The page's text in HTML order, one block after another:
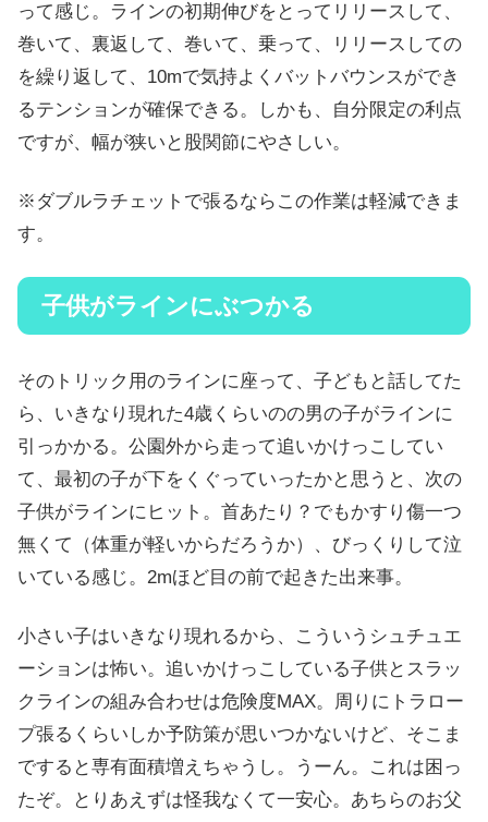
って感じ。ラインの初期伸びをとってリリースして、
巻いて、裏返して、巻いて、乗って、リリースしての
を繰り返して、10mで気持よくバットバウンスができ
るテンションが確保できる。しかも、自分限定の利点
ですが、幅が狭いと股関節にやさしい。
※ダブルラチェットで張るならこの作業は軽減できま
す。
子供がラインにぶつかる
そのトリック用のラインに座って、子どもと話してた
ら、いきなり現れた4歳くらいのの男の子がラインに
引っかかる。公園外から走って追いかけっこしてい
て、最初の子が下をくぐっていったかと思うと、次の
子供がラインにヒット。首あたり？でもかすり傷一つ
無くて（体重が軽いからだろうか）、びっくりして泣
いている感じ。2mほど目の前で起きた出来事。
小さい子はいきなり現れるから、こういうシュチュエ
ーションは怖い。追いかけっこしている子供とスラッ
クラインの組み合わせは危険度MAX。周りにトラロー
プ張るくらいしか予防策が思いつかないけど、そこま
ですると専有面積増えちゃうし。うーん。これは困っ
たぞ。とりあえずは怪我なくて一安心。あちらのお父